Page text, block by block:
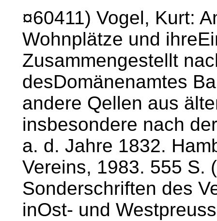
¤60411) Vogel, Kurt:
Wohnplätze und
Zusammengestellt
desDomänenamtes
andere Qellen aus
insbesondere nach
a. d. Jahre 1832.
Vereins, 1983. 555 S.
Sonderschriften des
inOst- und